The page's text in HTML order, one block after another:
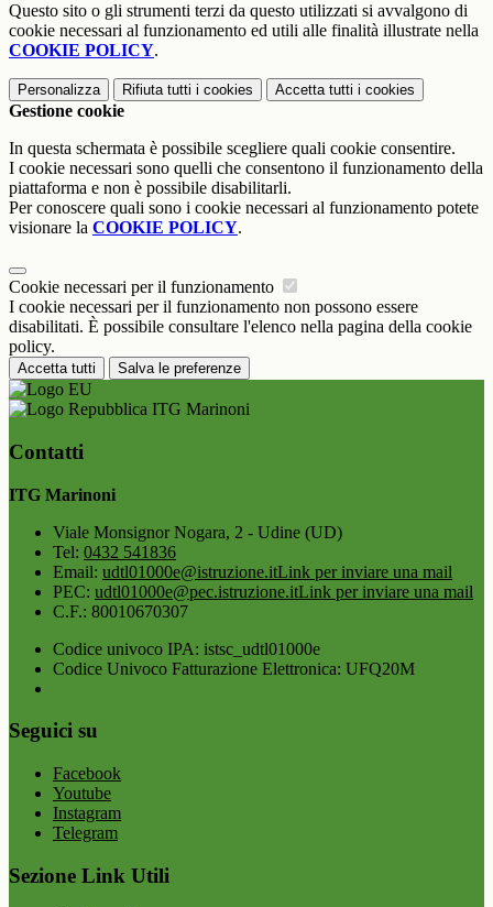
Questo sito o gli strumenti terzi da questo utilizzati si avvalgono di
cookie necessari al funzionamento ed utili alle finalità illustrate nella
COOKIE POLICY.
Personalizza Rifiuta tutti i cookies Accetta tutti i cookies
Gestione cookie
In questa schermata è possibile scegliere quali cookie consentire.
I cookie necessari sono quelli che consentono il funzionamento della
piattaforma e non è possibile disabilitarli.
Per conoscere quali sono i cookie necessari al funzionamento potete
visionare la COOKIE POLICY.
Cookie necessari per il funzionamento
I cookie necessari per il funzionamento non possono essere
disabilitati. È possibile consultare l'elenco nella pagina della cookie
policy.
Accetta tutti Salva le preferenze
ITG Marinoni
Contatti
ITG Marinoni
Viale Monsignor Nogara, 2 - Udine (UD)
Tel: 0432 541836
Email: udtl01000e@istruzione.itLink per inviare una mail
PEC: udtl01000e@pec.istruzione.itLink per inviare una mail
C.F.: 80010670307
Codice univoco IPA: istsc_udtl01000e
Codice Univoco Fatturazione Elettronica: UFQ20M
Seguici su
Facebook
Youtube
Instagram
Telegram
Sezione Link Utili